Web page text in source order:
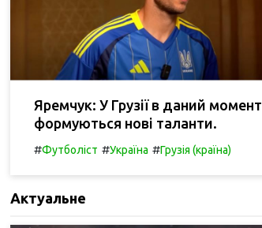
Яремчук: У Грузії в даний момент
формуються нові таланти.
#Футболіст #Україна #Грузія (країна)
Актуальне